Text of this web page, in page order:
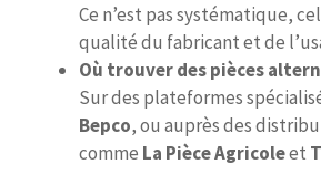
Ce n’est pas systématique,
qualité du fabricant et de
Où trouver des pièces
Sur des plateformes
Bepco, ou auprès des
comme La Pièce Agricoleet